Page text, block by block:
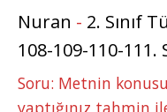
Nuran - 2. Sınıf
108-109-110-111.
Soru: Metnin
yaptığınız tahmin